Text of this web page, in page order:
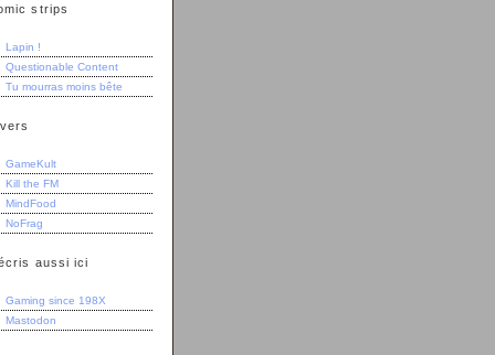
strips
Lapin !
Questionable Content
Tu mourras moins bête
GameKult
Kill the FM
MindFood
NoFrag
aussi ici
Gaming since 198X
Mastodon